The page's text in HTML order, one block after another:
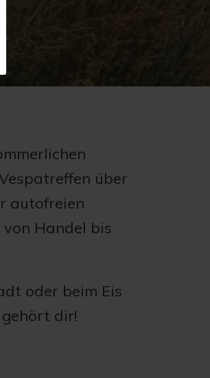
über
autofreien
Handel bis
oder beim Eis
dir!